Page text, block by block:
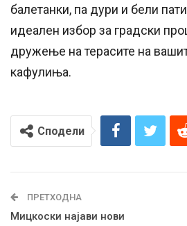
балетанки, па дури и бели
идеален избор за градски
дружење на терасите на
кафулиња.
Сподели
ПРЕТХОДНА
Мицкоски најави нови